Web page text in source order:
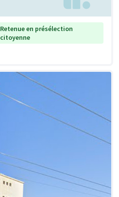
Retenue en présélection
citoyenne